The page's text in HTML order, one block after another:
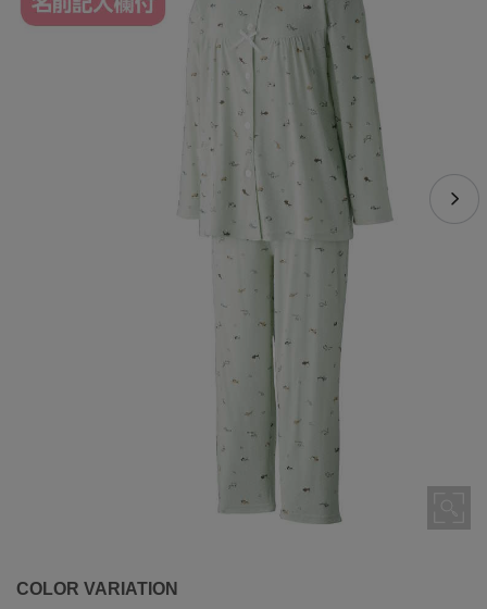
COLOR VARIATION